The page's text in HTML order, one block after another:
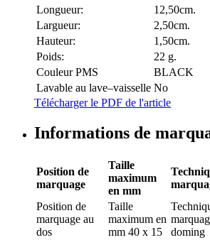
Longueur:
12,50cm.
Largueur:
2,50cm.
Hauteur:
1,50cm.
Poids:
22 g.
Couleur PMS
BLACK
Lavable au lave–vaisselle No
Télécharger le PDF de l'article
Informations de
Position de
marquage
Taille
maximum
en mm
Position de
marquage au
dos
Taille
maximum en
mm 40 x 15
doming